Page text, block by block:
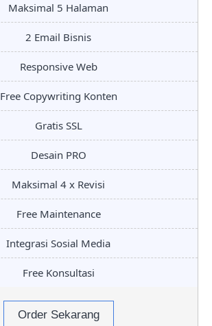
Maksimal 5 Halaman
2 Email Bisnis
Responsive Web
Free Copywriting Konten
Gratis SSL
Desain PRO
Maksimal 4 x Revisi
Free Maintenance
Integrasi Sosial Media
Free Konsultasi
Order Sekarang